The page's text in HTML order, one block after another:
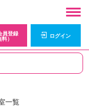
員登録
）
ログイン
一覧